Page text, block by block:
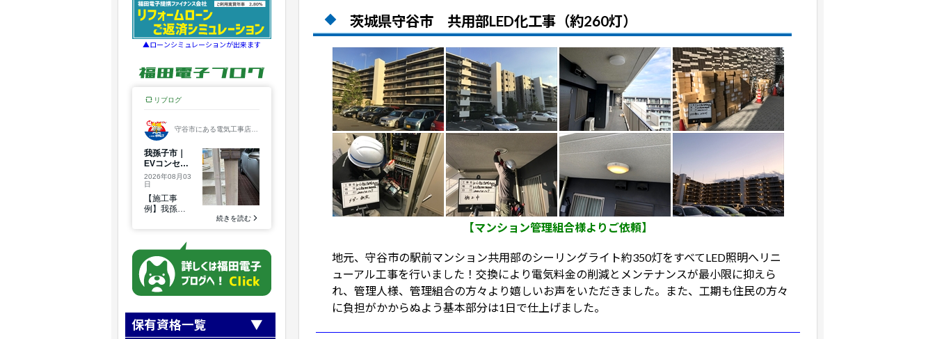
▲ローンシミュレーションが出来ます
保有資格一覧
茨城県守谷市 共用部LED化工事（約260灯）
【マンション管理組合様よりご依頼】
地元、守谷市の駅前マンション共用部のシーリングライト約350灯をすべてLED照明へリニ
ューアル工事を行いました！交換により電気料金の削減とメンテナンスが最小限に抑えら
れ、管理人様、管理組合の方々より嬉しいお声をいただきました。また、工期も住民の方々
に負担がかからぬよう基本部分は1日で仕上げました。